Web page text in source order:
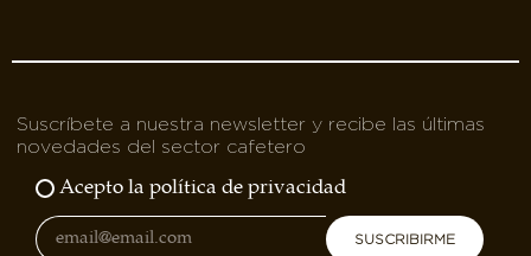
Suscríbete a nuestra newsletter y recibe las últimas
novedades del sector cafetero
Acepto la política de privacidad
SUSCRIBIRME